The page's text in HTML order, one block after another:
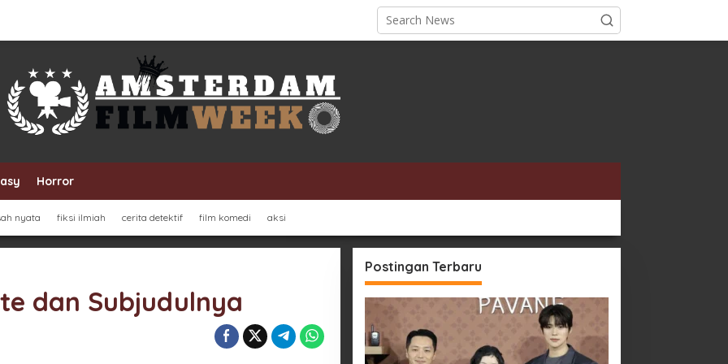
Horror
nyata fiksi ilmiah cerita detektif film komedi aksi
dan Subjudulnya
Postingan Terbaru